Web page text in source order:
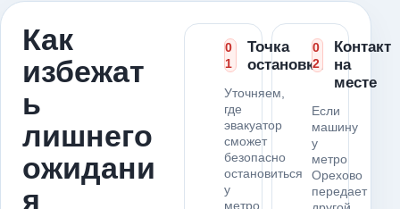
Как
избежат
ь
лишнего
ожидани
я
0
1
Точка
остановки
Уточняем,
где
эвакуатор
сможет
безопасно
остановиться
у
метро
0
2
Контакт
на
месте
Если
машину
у
метро
Орехово
передает